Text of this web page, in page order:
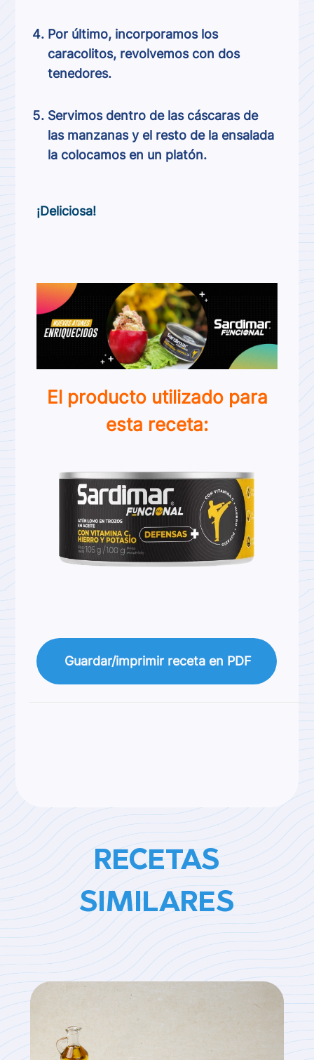
Por último, incorporamos los
caracolitos, revolvemos con dos
tenedores.
Servimos dentro de las cáscaras de
las manzanas y el resto de la ensalada
la colocamos en un platón.
¡Deliciosa!
El producto utilizado para
esta receta:
Guardar/imprimir receta en PDF
RECETAS
SIMILARES